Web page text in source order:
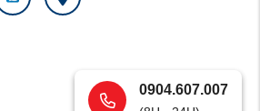
0904.607.007